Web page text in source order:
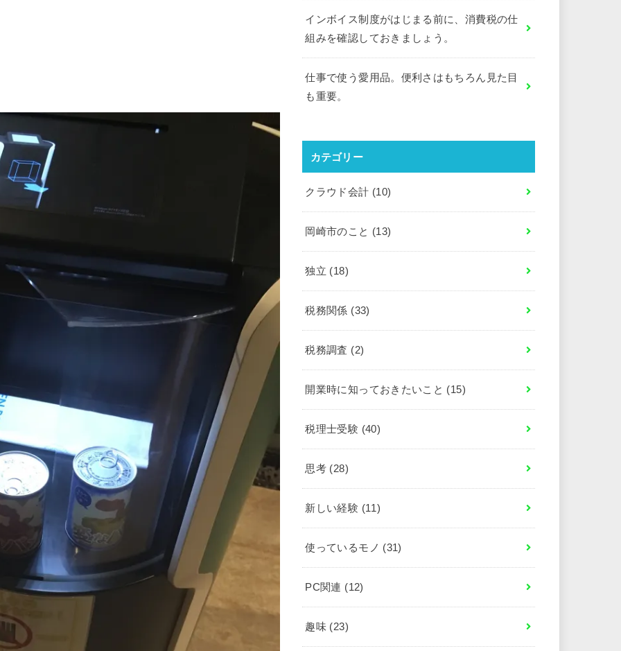
インボイス制度がはじまる前に、消費税の仕
組みを確認しておきましょう。
仕事で使う愛用品。便利さはもちろん見た目
も重要。
カテゴリー
クラウド会計 (10)
岡崎市のこと (13)
独立 (18)
税務関係 (33)
税務調査 (2)
開業時に知っておきたいこと (15)
税理士受験 (40)
思考 (28)
新しい経験 (11)
使っているモノ (31)
PC関連 (12)
趣味 (23)